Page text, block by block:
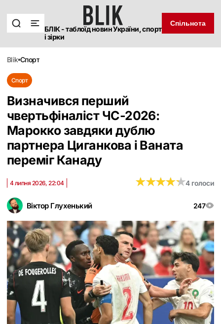
БЛІК - таблоїд новин України, спорт
і зірки
Спільнота
blik спорт
Спорт
Визначився перший
чвертьфіналіст ЧС-2026:
Марокко завдяки дублю
партнера Циганкова і Ваната
переміг Канаду
Віктор Глухенький 247
4 липня 2026, 22:04 ★★★★★
★★★★★4 голоси